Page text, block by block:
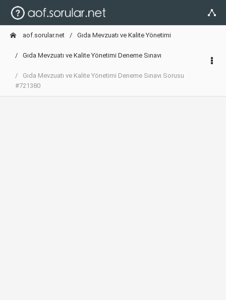
aof.sorular.net Gıda Mevzuatı ve Kalite Yönetimi
Gıda Mevzuatı ve Kalite Yönetimi Deneme Sınavı
Gıda Mevzuatı ve Kalite Yönetimi Deneme Sınavı Sorusu
#721380